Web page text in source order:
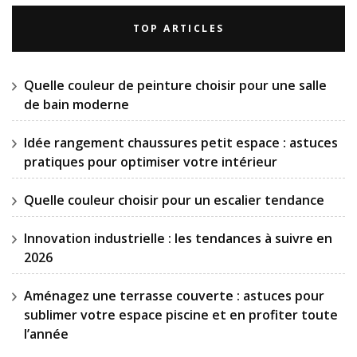
TOP ARTICLES
Quelle couleur de peinture choisir pour une salle
de bain moderne
Idée rangement chaussures petit espace : astuces
pratiques pour optimiser votre intérieur
Quelle couleur choisir pour un escalier tendance
Innovation industrielle : les tendances à suivre en
2026
Aménagez une terrasse couverte : astuces pour
sublimer votre espace piscine et en profiter toute
l’année